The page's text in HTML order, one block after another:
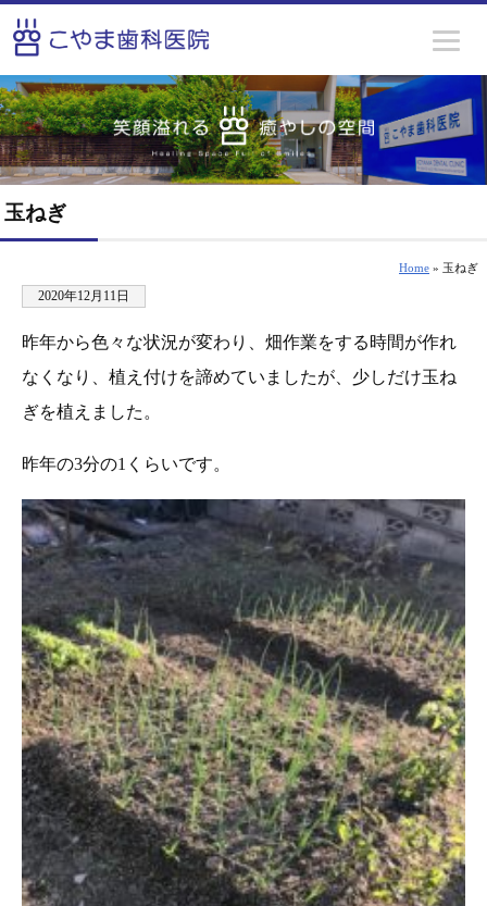
玉ねぎ
Home » 玉ねぎ
2020年12月11日
昨年から色々な状況が変わり、畑作業をする時間が作れ
なくなり、植え付けを諦めていましたが、少しだけ玉ね
ぎを植えました。
昨年の3分の1くらいです。